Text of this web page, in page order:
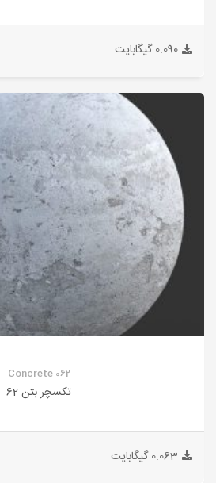
0.090 گیگابایت
Concrete 062
تکسچر بتن 62
0.063 گیگابایت